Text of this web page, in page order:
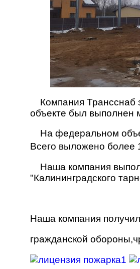
Компания Трансснаб
объекте был выполнен
На федеральном
Всего выложено более
Наша компания
"Калининградского
Наша компания
гражданской